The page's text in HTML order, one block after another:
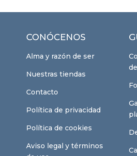
CONÓCENOS
Alma y razón de ser
Nuestras tiendas
Contacto
Política de privacidad
Política de cookies
Aviso legal y términos